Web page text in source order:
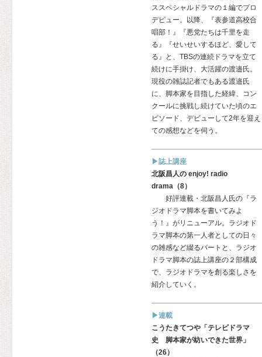
ススペシャルドラマの１編でプロ
デビュー。以降、『表参道高校合
唱部！』『悪党たちは千里を走
る』『せいせいするほど、愛して
る』と、TBSの連続ドラマを立て
続けに手掛け、大活躍の渡邉氏。
現役の雑誌記者でもある渡邉氏
に、脚本家を目指した経緯、コン
クールに挑戦し続けていた頃のエ
ピソード、デビューして2年を迎え
ての感想などを伺う。
▶誌上講座
北阪昌人の enjoy! radio
drama（8）
好評連載・北阪昌人氏の『ラ
ジオドラマ脚本を書いてみよ
う！』がリニューアル。ラジオド
ラマ脚本の第一人者としての日々
の雑感など綴るパートと、ラジオ
ドラマ脚本の誌上講座の２部構成
で、ラジオドラマを創る楽しさを
紹介していく。
▶連載
こうたきてつや「テレビドラマ
史 脚本家が紡いできた世界」
（26）